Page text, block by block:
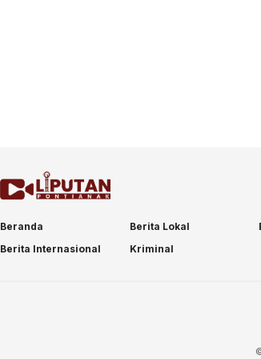
Beranda Berita Lokal
Berita Internasional
Kriminal